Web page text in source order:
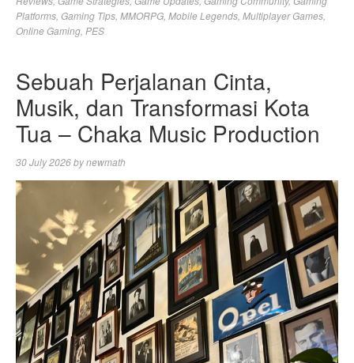
Platforms Gaming Tips MMORPG Mobile Legends Multiplayer Games
Online Gaming PES
Sebuah Perjalanan Cinta,
Musik, dan Transformasi Kota
Tua – Chaka Music Production
30 July 2026bynewmath